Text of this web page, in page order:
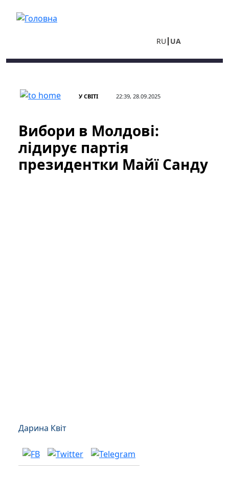
RU UA
У СВІТІ 22:39, 28.09.2025
Вибори в Молдові:
лідирує партія
президентки Майї Санду
Дарина Квіт